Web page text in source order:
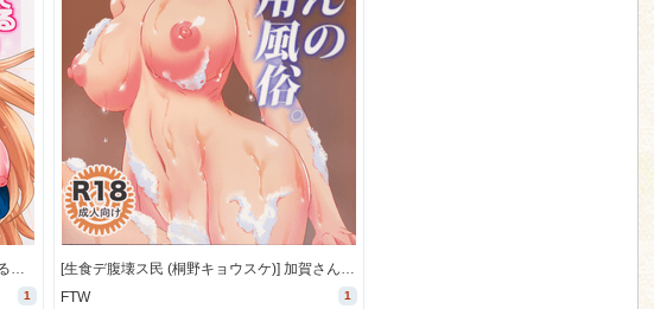
[真·聖堂☆本舗 (聖☆司)] なんでも知ってる愛宕さん150 (艦隊これくしょん -艦これ-) [103M]
1
[生食デ腹壊ス民 (桐野キョウスケ)] 加賀さんの提督専用風俗。 (艦隊これくしょん -艦これ-) [111M]
1
FTW